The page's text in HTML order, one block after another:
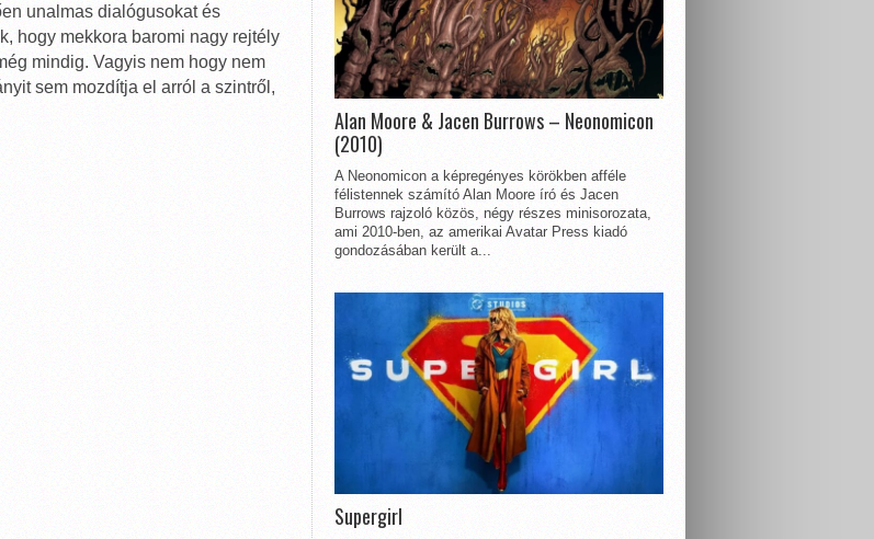
unalmas dialógusokat és
hogy mekkora baromi nagy rejtély
mindig. Vagyis nem hogy nem
sem mozdítja el arról a szintről,
Alan Moore & Jacen Burrows – Neonomicon
(2010)
A Neonomicon a képregényes körökben afféle
félistennek számító Alan Moore író és Jacen
Burrows rajzoló közös, négy részes minisorozata,
ami 2010-ben, az amerikai Avatar Press kiadó
gondozásában került a...
Supergirl